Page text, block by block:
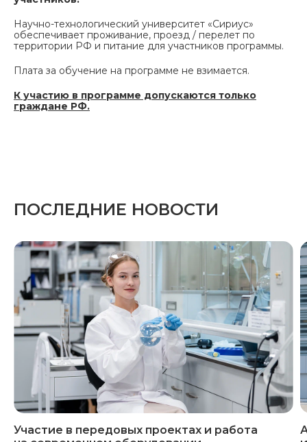
Научно-технологический университет «Сириус»
обеспечивает проживание, проезд / перелет по
территории РФ и питание для участников программы.
Плата за обучение на программе не взимается.
К участию в программе допускаются только
граждане РФ.
ПОСЛЕДНИЕ НОВОСТИ
Участие в передовых проектах и работа